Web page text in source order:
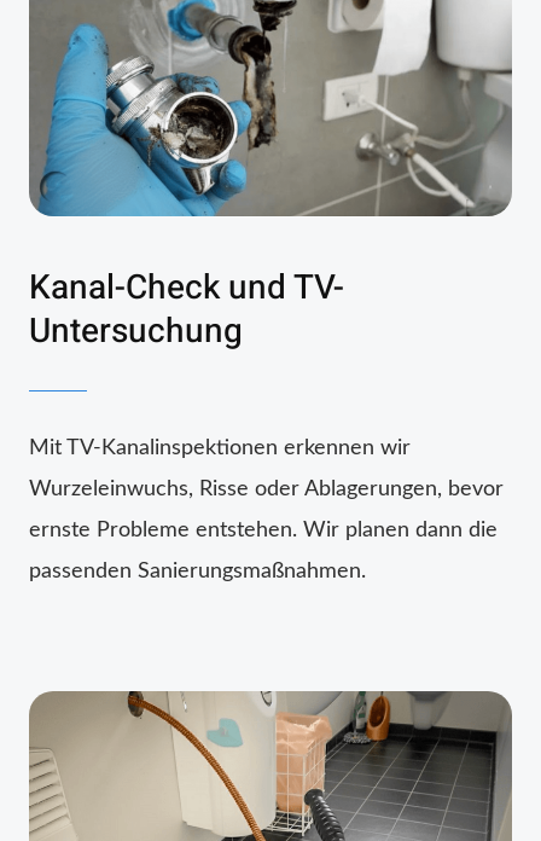
Kanal-Check und TV-
Untersuchung
Mit TV-Kanalinspektionen erkennen wir
Wurzeleinwuchs, Risse oder Ablagerungen, bevor
ernste Probleme entstehen. Wir planen dann die
passenden Sanierungsmaßnahmen.